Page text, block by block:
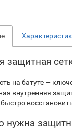
защитная
на батуте —
внутренняя
быстро
нужна